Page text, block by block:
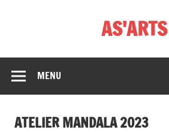
AS'ARTS
MENU
ATELIER MANDALA 2023